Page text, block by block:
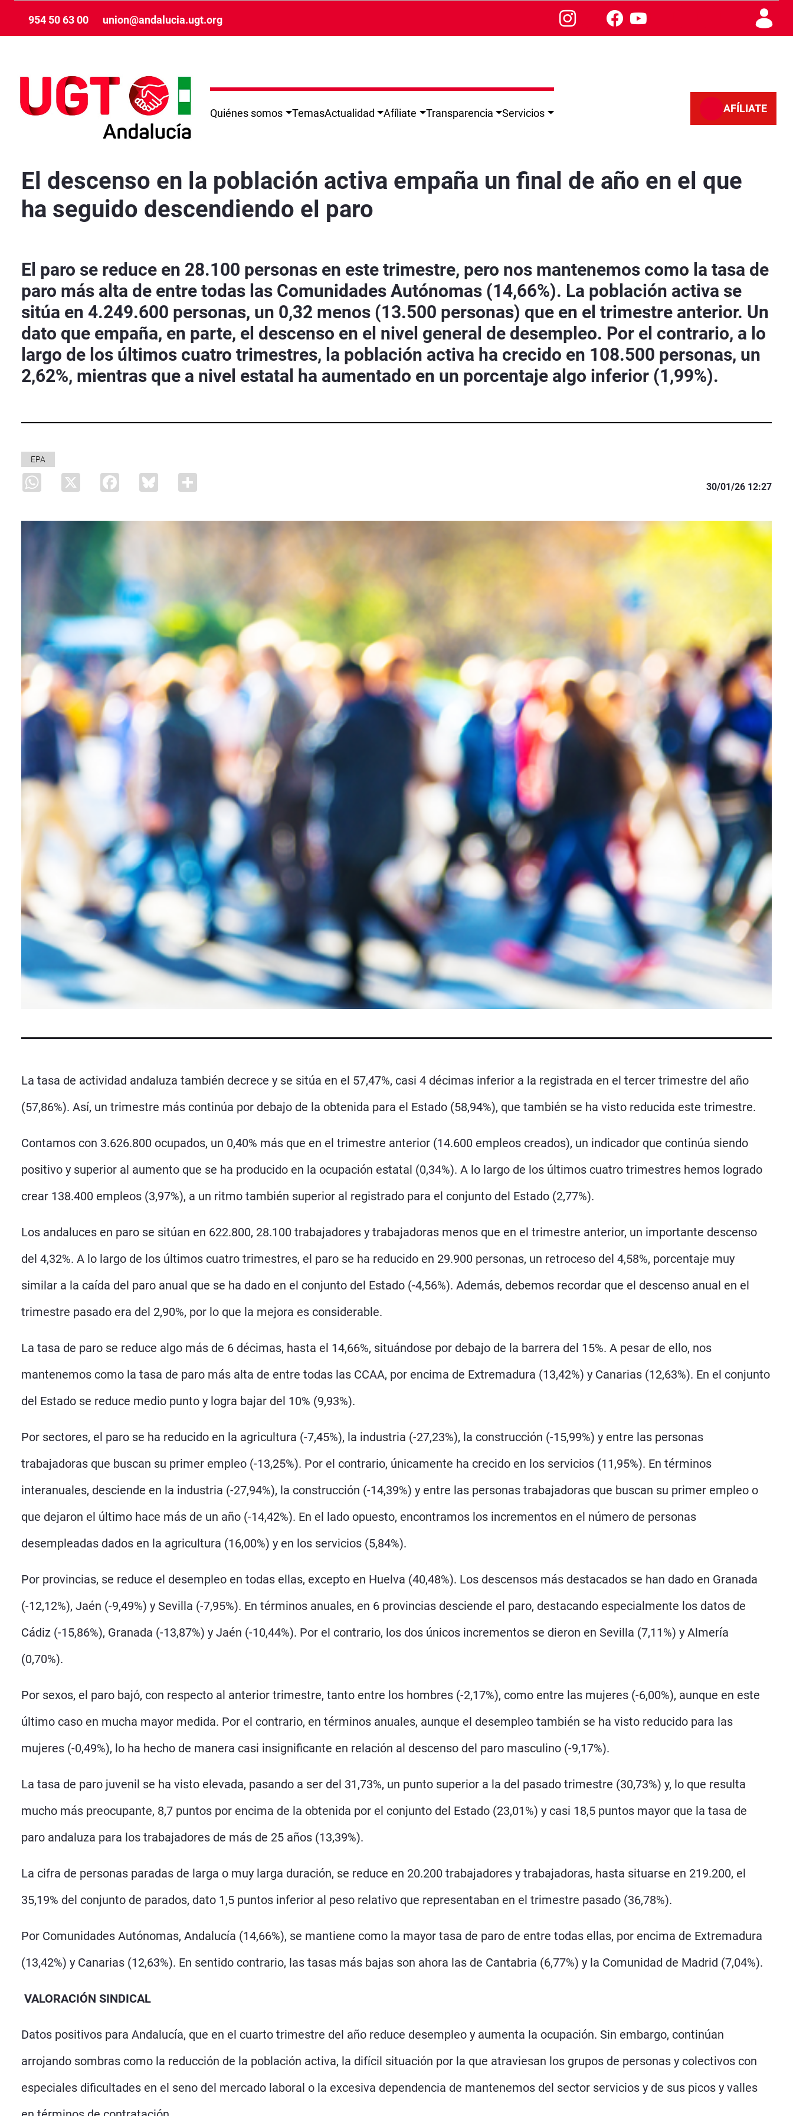
954 50 63 00 union@andalucia.ugt.org
Quiénes somos TemasActualidad Afíliate Transparencia Servicios AFÍLIATE
El descenso en la población activa empaña un final de año en el que
ha seguido descendiendo el paro
El paro se reduce en 28.100 personas en este trimestre, pero nos mantenemos como la tasa de
paro más alta de entre todas las Comunidades Autónomas (14,66%). La población activa se
sitúa en 4.249.600 personas, un 0,32 menos (13.500 personas) que en el trimestre anterior. Un
dato que empaña, en parte, el descenso en el nivel general de desempleo. Por el contrario, a lo
largo de los últimos cuatro trimestres, la población activa ha crecido en 108.500 personas, un
2,62%, mientras que a nivel estatal ha aumentado en un porcentaje algo inferior (1,99%).
EPA
WhatsApp
X Facebook Bluesky
30/01/26 12:27
La tasa de actividad andaluza también decrece y se sitúa en el 57,47%, casi 4 décimas inferior a la registrada en el tercer trimestre del año
(57,86%). Así, un trimestre más continúa por debajo de la obtenida para el Estado (58,94%), que también se ha visto reducida este trimestre.
Contamos con 3.626.800 ocupados, un 0,40% más que en el trimestre anterior (14.600 empleos creados), un indicador que continúa siendo
positivo y superior al aumento que se ha producido en la ocupación estatal (0,34%). A lo largo de los últimos cuatro trimestres hemos logrado
crear 138.400 empleos (3,97%), a un ritmo también superior al registrado para el conjunto del Estado (2,77%).
Los andaluces en paro se sitúan en 622.800, 28.100 trabajadores y trabajadoras menos que en el trimestre anterior, un importante descenso
del 4,32%. A lo largo de los últimos cuatro trimestres, el paro se ha reducido en 29.900 personas, un retroceso del 4,58%, porcentaje muy
similar a la caída del paro anual que se ha dado en el conjunto del Estado (-4,56%). Además, debemos recordar que el descenso anual en el
trimestre pasado era del 2,90%, por lo que la mejora es considerable.
La tasa de paro se reduce algo más de 6 décimas, hasta el 14,66%, situándose por debajo de la barrera del 15%. A pesar de ello, nos
mantenemos como la tasa de paro más alta de entre todas las CCAA, por encima de Extremadura (13,42%) y Canarias (12,63%). En el conjunto
del Estado se reduce medio punto y logra bajar del 10% (9,93%).
Por sectores, el paro se ha reducido en la agricultura (-7,45%), la industria (-27,23%), la construcción (-15,99%) y entre las personas
trabajadoras que buscan su primer empleo (-13,25%). Por el contrario, únicamente ha crecido en los servicios (11,95%). En términos
interanuales, desciende en la industria (-27,94%), la construcción (-14,39%) y entre las personas trabajadoras que buscan su primer empleo o
que dejaron el último hace más de un año (-14,42%). En el lado opuesto, encontramos los incrementos en el número de personas
desempleadas dados en la agricultura (16,00%) y en los servicios (5,84%).
Por provincias, se reduce el desempleo en todas ellas, excepto en Huelva (40,48%). Los descensos más destacados se han dado en Granada
(-12,12%), Jaén (-9,49%) y Sevilla (-7,95%). En términos anuales, en 6 provincias desciende el paro, destacando especialmente los datos de
Cádiz (-15,86%), Granada (-13,87%) y Jaén (-10,44%). Por el contrario, los dos únicos incrementos se dieron en Sevilla (7,11%) y Almería
(0,70%).
Por sexos, el paro bajó, con respecto al anterior trimestre, tanto entre los hombres (-2,17%), como entre las mujeres (-6,00%), aunque en este
último caso en mucha mayor medida. Por el contrario, en términos anuales, aunque el desempleo también se ha visto reducido para las
mujeres (-0,49%), lo ha hecho de manera casi insignificante en relación al descenso del paro masculino (-9,17%).
La tasa de paro juvenil se ha visto elevada, pasando a ser del 31,73%, un punto superior a la del pasado trimestre (30,73%) y, lo que resulta
mucho más preocupante, 8,7 puntos por encima de la obtenida por el conjunto del Estado (23,01%) y casi 18,5 puntos mayor que la tasa de
paro andaluza para los trabajadores de más de 25 años (13,39%).
La cifra de personas paradas de larga o muy larga duración, se reduce en 20.200 trabajadores y trabajadoras, hasta situarse en 219.200, el
35,19% del conjunto de parados, dato 1,5 puntos inferior al peso relativo que representaban en el trimestre pasado (36,78%).
Por Comunidades Autónomas, Andalucía (14,66%), se mantiene como la mayor tasa de paro de entre todas ellas, por encima de Extremadura
(13,42%) y Canarias (12,63%). En sentido contrario, las tasas más bajas son ahora las de Cantabria (6,77%) y la Comunidad de Madrid (7,04%).
VALORACIÓN SINDICAL
Datos positivos para Andalucía, que en el cuarto trimestre del año reduce desempleo y aumenta la ocupación. Sin embargo, continúan
arrojando sombras como la reducción de la población activa, la difícil situación por la que atraviesan los grupos de personas y colectivos con
especiales dificultades en el seno del mercado laboral o la excesiva dependencia de mantenemos del sector servicios y de sus picos y valles